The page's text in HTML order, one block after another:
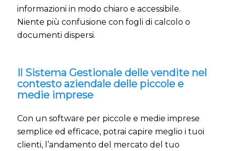
informazioni in modo chiaro e accessibile.
Niente più confusione con fogli di calcolo o
documenti dispersi.
Il Sistema Gestionale delle vendite nel
contesto aziendale delle piccole e
medie imprese
Con un software per piccole e medie imprese
semplice ed efficace, potrai capire meglio i tuoi
clienti, l’andamento del mercato del tuo